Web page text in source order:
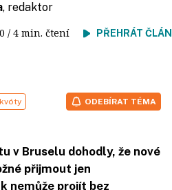
, redaktor
/ 4 min. čtení PŘEHRÁT
kvóty ODEBÍRAT TÉMA
v Bruselu dohodly, že nové
přijmout jen
nemůže projít bez